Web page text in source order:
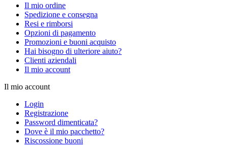
Il mio ordine
Spedizione e consegna
Resi e rimborsi
Opzioni di pagamento
Promozioni e buoni acquisto
Hai bisogno di ulteriore aiuto?
Clienti aziendali
Il mio account
Il mio account
Login
Registrazione
Password dimenticata?
Dove è il mio pacchetto?
Riscossione buoni